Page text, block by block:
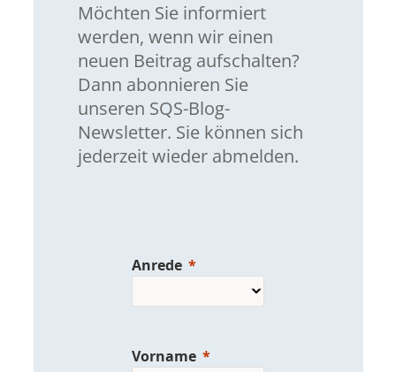
Möchten Sie informiert
werden, wenn wir einen
neuen Beitrag aufschalten?
Dann abonnieren Sie
unseren SQS-Blog-
Newsletter. Sie können sich
jederzeit wieder abmelden.
Anrede
Vorname